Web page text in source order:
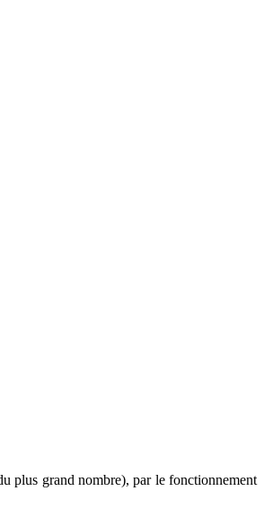
plus grand nombre), par le fonctionnement